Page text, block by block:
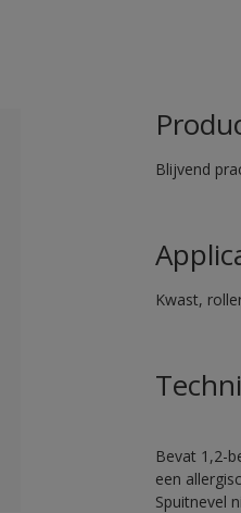
Blijvend
Kwast,
Bevat 1,2-
een
Spuitnevel